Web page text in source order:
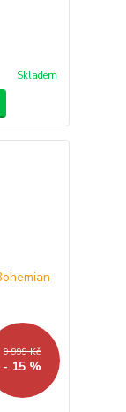
Skladem
9 999 Kč
- 15 %